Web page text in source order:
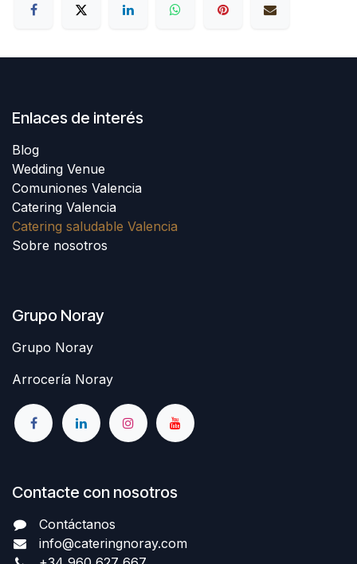
Enlaces de interés
Blog
Wedding Venue
Comuniones Valencia
Catering Valencia
Catering saludable Valencia
Sobre nosotros
Grupo Noray
Grupo Noray
Arrocería Noray
Contacte con nosotros
Contáctanos
info@cateringnoray.com